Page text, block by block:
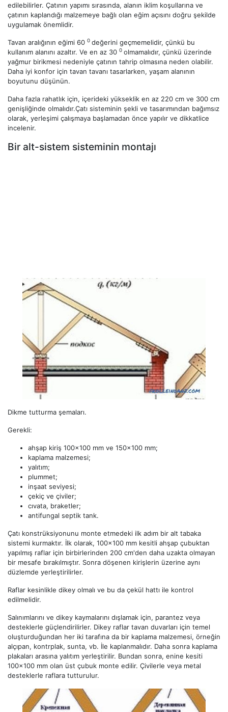
edilebilirler. Çatının yapımı sırasında, alanın iklim koşullarına ve
çatının kaplandığı malzemeye bağlı olan eğim açısını doğru şekilde
uygulamak önemlidir.
Tavan aralığının eğimi 60 0 değerini geçmemelidir, çünkü bu
kullanım alanını azaltır. Ve en az 30 0 olmamalıdır, çünkü üzerinde
yağmur birikmesi nedeniyle çatının tahrip olmasına neden olabilir.
Daha iyi konfor için tavan tavanı tasarlarken, yaşam alanının
boyutunu düşünün.
Daha fazla rahatlık için, içerideki yükseklik en az 220 cm ve 300 cm
genişliğinde olmalıdır.Çatı sisteminin şekli ve tasarımından bağımsız
olarak, yerleşimi çalışmaya başlamadan önce yapılır ve dikkatlice
incelenir.
Bir alt-sistem sisteminin montajı
Dikme tutturma şemaları.
Gerekli:
ahşap kiriş 100x100 mm ve 150x100 mm;
kaplama malzemesi;
yalıtım;
plummet;
inşaat seviyesi;
çekiç ve çiviler;
cıvata, braketler;
antifungal septik tank.
Çatı konstrüksiyonunu monte etmedeki ilk adım bir alt tabaka
sistemi kurmaktır. İlk olarak, 100x100 mm kesitli ahşap çubuktan
yapılmış raflar için birbirlerinden 200 cm'den daha uzakta olmayan
bir mesafe bırakılmıştır. Sonra döşenen kirişlerin üzerine aynı
düzlemde yerleştirilirler.
Raflar kesinlikle dikey olmalı ve bu da çekül hattı ile kontrol
edilmelidir.
Salınımlarını ve dikey kaymalarını dışlamak için, parantez veya
desteklerle güçlendirilirler. Dikey raflar tavan duvarları için temel
oluşturduğundan her iki tarafına da bir kaplama malzemesi, örneğin
alçıpan, kontrplak, sunta, vb. İle kaplanmalıdır. Daha sonra kaplama
plakaları arasına yalıtım yerleştirilir. Bundan sonra, enine kesiti
100x100 mm olan üst çubuk monte edilir. Çivilerle veya metal
desteklerle raflara tutturulur.